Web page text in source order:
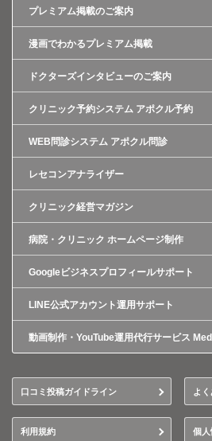
プレミアム掲載のご案内
漫画でわかるプレミアム掲載
ドクターズインタビューのご案内
クリニック予約システム アポクル予約
WEB問診システム アポクル問診
レセコンアナライザー
クリニック経営マガジン
病院・クリニック ホームページ制作
Googleビジネスプロフィールサポート
LINE公式アカウント運用サポート
動画制作・YouTube運用代行サービス
口コミ投稿ガイドライン よ
利用規約 個